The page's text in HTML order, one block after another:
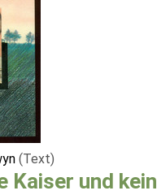
(Text)
Kaiser und kein